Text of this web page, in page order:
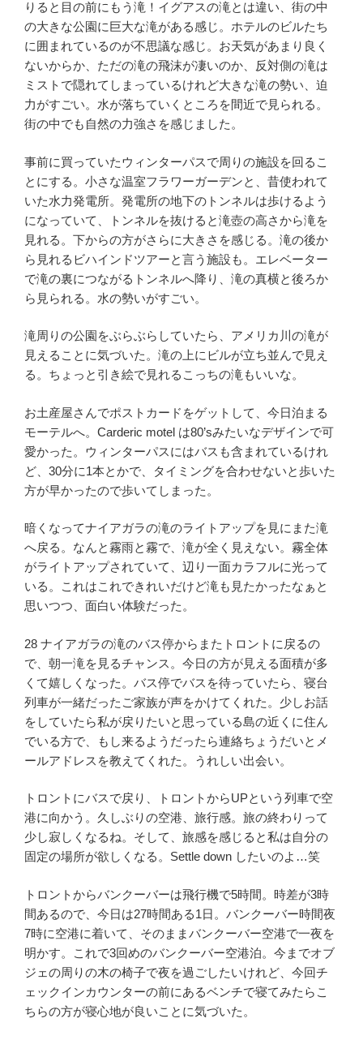
りると目の前にもう滝！イグアスの滝とは違い、街の中
の大きな公園に巨大な滝がある感じ。ホテルのビルたち
に囲まれているのが不思議な感じ。お天気があまり良く
ないからか、ただの滝の飛沫が凄いのか、反対側の滝は
ミストで隠れてしまっているけれど大きな滝の勢い、迫
力がすごい。水が落ちていくところを間近で見られる。
街の中でも自然の力強さを感じました。
事前に買っていたウィンターパスで周りの施設を回るこ
とにする。小さな温室フラワーガーデンと、昔使われて
いた水力発電所。発電所の地下のトンネルは歩けるよう
になっていて、トンネルを抜けると滝壺の高さから滝を
見れる。下からの方がさらに大きさを感じる。滝の後か
ら見れるビハインドツアーと言う施設も。エレベーター
で滝の裏につながるトンネルへ降り、滝の真横と後ろか
ら見られる。水の勢いがすごい。
滝周りの公園をぶらぶらしていたら、アメリカ川の滝が
見えることに気づいた。滝の上にビルが立ち並んで見え
る。ちょっと引き絵で見れるこっちの滝もいいな。
お土産屋さんでポストカードをゲットして、今日泊まる
モーテルへ。Carderic motel は80’sみたいなデザインで可
愛かった。ウィンターパスにはバスも含まれているけれ
ど、30分に1本とかで、タイミングを合わせないと歩いた
方が早かったので歩いてしまった。
暗くなってナイアガラの滝のライトアップを見にまた滝
へ戻る。なんと霧雨と霧で、滝が全く見えない。霧全体
がライトアップされていて、辺り一面カラフルに光って
いる。これはこれできれいだけど滝も見たかったなぁと
思いつつ、面白い体験だった。
28 ナイアガラの滝のバス停からまたトロントに戻るの
で、朝一滝を見るチャンス。今日の方が見える面積が多
くて嬉しくなった。バス停でバスを待っていたら、寝台
列車が一緒だったご家族が声をかけてくれた。少しお話
をしていたら私が戻りたいと思っている島の近くに住ん
でいる方で、もし来るようだったら連絡ちょうだいとメ
ールアドレスを教えてくれた。うれしい出会い。
トロントにバスで戻り、トロントからUPという列車で空
港に向かう。久しぶりの空港、旅行感。旅の終わりって
少し寂しくなるね。そして、旅感を感じると私は自分の
固定の場所が欲しくなる。Settle down したいのよ…笑
トロントからバンクーバーは飛行機で5時間。時差が3時
間あるので、今日は27時間ある1日。バンクーバー時間夜
7時に空港に着いて、そのままバンクーバー空港で一夜を
明かす。これで3回めのバンクーバー空港泊。今までオブ
ジェの周りの木の椅子で夜を過ごしたいけれど、今回チ
ェックインカウンターの前にあるベンチで寝てみたらこ
ちらの方が寝心地が良いことに気づいた。